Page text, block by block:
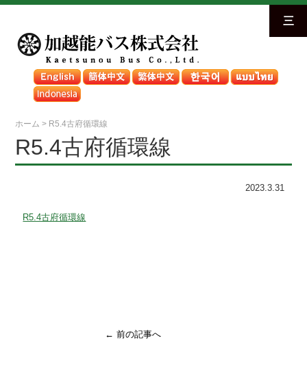
三
ホーム > R5.4古府循環線
R5.4古府循環線
2023.3.31
R5.4古府循環線
← 前の記事へ